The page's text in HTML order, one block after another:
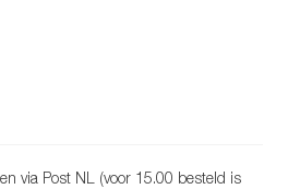
via Post NL (voor 15.00 besteld is